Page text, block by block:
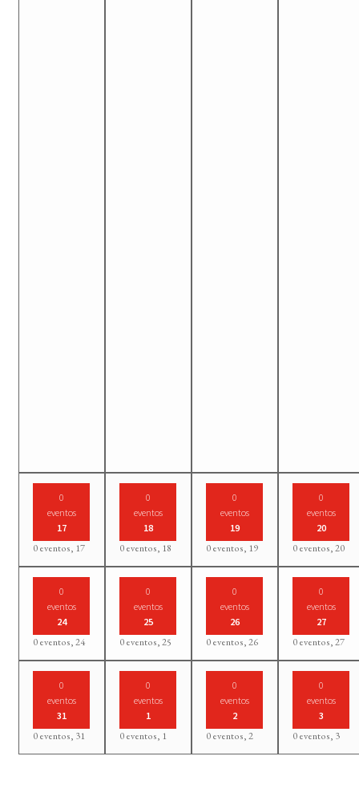
0
eventos
17
0 eventos, 17
0
eventos
18
0 eventos, 18
0
eventos
19
0 eventos, 19
0
eventos
20
0 eventos,20
0
eventos
24
0 eventos,24
0
eventos
25
0 eventos,25
0
eventos
26
0 eventos,26
0
eventos
27
0 eventos,27
0
eventos
31
0 eventos, 31
0
eventos
1
0 eventos, 1
0
eventos
2
0 eventos,2
0
eventos
3
0 eventos, 3